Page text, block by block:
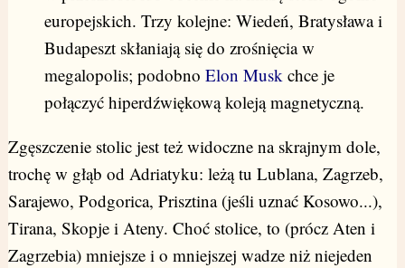
europejskich. Trzy kolejne: Wiedeń, Bratysława i
Budapeszt skłaniają się do zrośnięcia w
megalopolis; podobno Elon Musk chce je
połączyć hiperdźwiękową koleją magnetyczną.
Zgęszczenie stolic jest też widoczne na skrajnym dole,
trochę w głąb od Adriatyku: leżą tu Lublana, Zagrzeb,
Sarajewo, Podgorica, Prisztina (jeśli uznać Kosowo...),
Tirana, Skopje i Ateny. Choć stolice, to (prócz Aten i
Zagrzebia) mniejsze i o mniejszej wadze niż niejeden